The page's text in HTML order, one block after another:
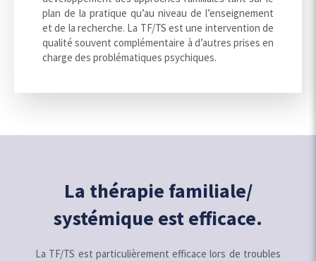
plan de la pratique qu’au niveau de l’enseignement
et de la recherche. La TF/TS est une intervention de
qualité souvent complémentaire à d’autres prises en
charge des problématiques psychiques.
La thérapie familiale/
systémique est efficace.
La TF/TS est particulièrement efficace lors de troubles